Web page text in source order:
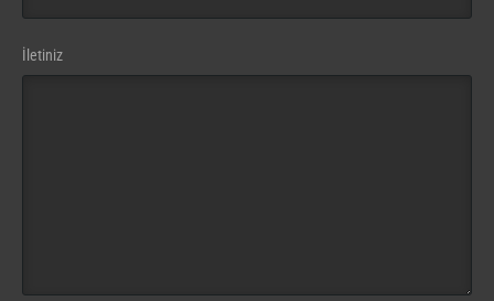
Website
URL (gerekli)
İletiniz